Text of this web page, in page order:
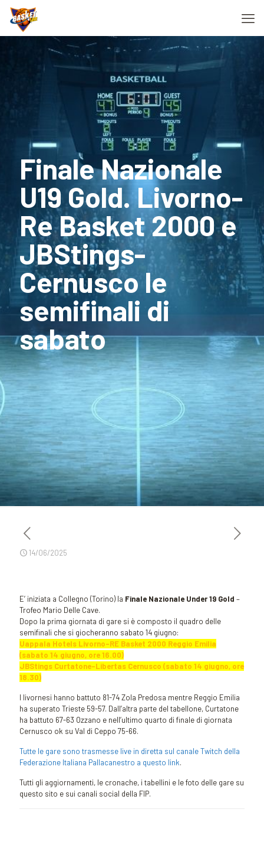
Finale Nazionale
U19 Gold. Livorno-
Re Basket 2000 e
JBStings-
Cernusco le
semifinali di
sabato
14/06/2025
E’ iniziata a Collegno (Torino) la Finale Nazionale Under 19 Gold –
Trofeo Mario Delle Cave.
Dopo la prima giornata di gare si è composto il quadro delle
semifinali che si giocheranno sabato 14 giugno:
Uappala Hotels Livorno-RE Basket 2000 Reggio Emilia
(sabato 14 giugno, ore 16.00)
JBStings Curtatone-Libertas Cernusco (sabato 14 giugno, ore
18.30)
I livornesi hanno battuto 81-74 Zola Predosa mentre Reggio Emilia
ha superato Trieste 59-57. Dall’altra parte del tabellone, Curtatone
ha battuto 67-63 Ozzano e nell’ultimo quarto di finale di giornata
Cernusco ok su Val di Ceppo 75-66.
Tutte le gare sono trasmesse live in diretta sul canale Twitch della
Federazione Italiana Pallacanestro a questo link.
Tutti gli aggiornamenti, le cronache, i tabellini e le foto delle gare su
questo sito e sui canali social della FIP.